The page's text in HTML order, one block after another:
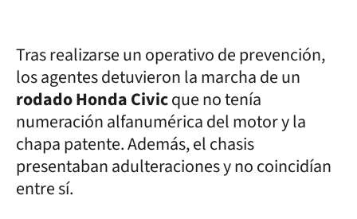
Tras realizarse un operativo de prevención,
los agentes detuvieron la marcha de un
rodado Honda Civicque no tenía
numeración alfanumérica del motor y la
chapa patente. Además, el chasis
presentaban adulteraciones y no coincidían
entre sí.